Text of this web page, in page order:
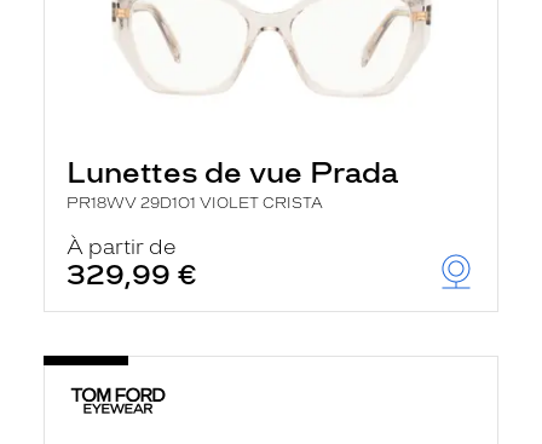
Lunettes de vue Prada
PR18WV 29D1O1 VIOLET CRISTA
À partir de
329,99 €